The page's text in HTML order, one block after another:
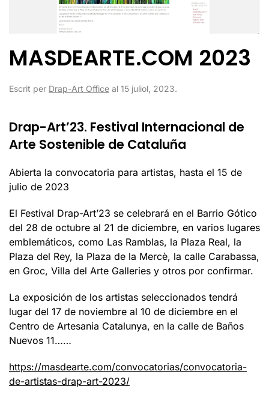
MASDEARTE.COM 2023
Escrit per Drap-Art Office al 15 juliol, 2023.
Drap-Art’23. Festival Internacional de
Arte Sostenible de Cataluña
Abierta la convocatoria para artistas, hasta el 15 de
julio de 2023
El Festival Drap-Art’23 se celebrará en el Barrio Gótico
del 28 de octubre al 21 de diciembre, en varios lugares
emblemáticos, como Las Ramblas, la Plaza Real, la
Plaza del Rey, la Plaza de la Mercè, la calle Carabassa,
en Groc, Villa del Arte Galleries y otros por confirmar.
La exposición de los artistas seleccionados tendrá
lugar del 17 de noviembre al 10 de diciembre en el
Centro de Artesania Catalunya, en la calle de Baños
Nuevos 11……
https://masdearte.com/convocatorias/convocatoria-
de-artistas-drap-art-2023/